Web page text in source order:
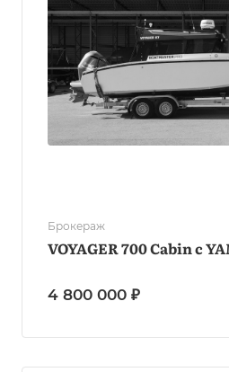
Брокераж
VOYAGER 700 Cabin с
4 800 000 ₽